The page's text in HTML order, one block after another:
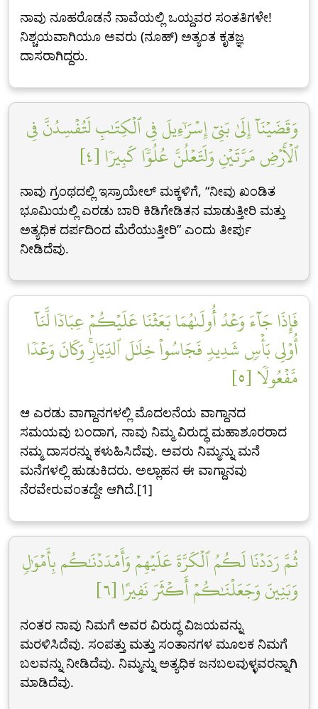
ನಾವು ನೂಹರೊಡನೆ ನಾವೆಯಲ್ಲಿ ಒಯ್ದವರ ಸಂತತಿಗಳೇ!
ನಿಶ್ಚಯವಾಗಿಯೂ ಅವರು (ನೂಹ್) ಅತ್ಯಂತ ಕೃತಜ್ಞ
ದಾಸರಾಗಿದ್ದರು.
وَقَضَيۡنَآ إِلَىٰ بَنِيٓ إِسۡرَٰٓءِيلَ فِي ٱلۡكِتَٰبِ لَتُفۡسِدُنَّ فِي
ٱلۡأَرۡضِ مَرَّتَيۡنِ وَلَتَعۡلُنَّ عُلُوّٗا كَبِيرٗا [٤]
ನಾವು ಗ್ರಂಥದಲ್ಲಿ ಇಸ್ರಾಯೇಲ್ ಮಕ್ಕಳಿಗೆ, “ನೀವು ಖಂಡಿತ
ಭೂಮಿಯಲ್ಲಿ ಎರಡು ಬಾರಿ ಕಿಡಿಗೇಡಿತನ ಮಾಡುತ್ತೀರಿ ಮತ್ತು
ಅತ್ಯಧಿಕ ದರ್ಪದಿಂದ ಮೆರೆಯುತ್ತೀರಿ” ಎಂದು ತೀರ್ಪು
ನೀಡಿದೆವು.
فَإِذَا جَآءَ وَعۡدُ أُولَىٰهُمَا بَعَثۡنَا عَلَيۡكُمۡ عِبَادٗا لَّنَآ
أُوْلِي بَأۡسٖ شَدِيدٖ فَجَاسُواْ خِلَٰلَ ٱلدِّيَارِۚ وَكَانَ وَعۡدٗا
مَّفۡعُولٗا [٥]
ಆ ಎರಡು ವಾಗ್ದಾನಗಳಲ್ಲಿ ಮೊದಲನೆಯ ವಾಗ್ದಾನದ
ಸಮಯವು ಬಂದಾಗ, ನಾವು ನಿಮ್ಮ ವಿರುದ್ಧ ಮಹಾಶೂರರಾದ
ನಮ್ಮ ದಾಸರನ್ನು ಕಳುಹಿಸಿದೆವು. ಅವರು ನಿಮ್ಮನ್ನು ಮನೆ
ಮನೆಗಳಲ್ಲಿ ಹುಡುಕಿದರು. ಅಲ್ಲಾಹನ ಈ ವಾಗ್ದಾನವು
ನೆರವೇರುವಂತದ್ದೇ ಆಗಿದೆ.[1]
ثُمَّ رَدَدۡنَا لَكُمُ ٱلۡكَرَّةَ عَلَيۡهِمۡ وَأَمۡدَدۡنَٰكُم بِأَمۡوَٰلٖ
وَبَنِينَ وَجَعَلۡنَٰكُمۡ أَكۡثَرَ نَفِيرًا [٦]
ನಂತರ ನಾವು ನಿಮಗೆ ಅವರ ವಿರುದ್ಧ ವಿಜಯವನ್ನು
ಮರಳಿಸಿದೆವು. ಸಂಪತ್ತು ಮತ್ತು ಸಂತಾನಗಳ ಮೂಲಕ ನಿಮಗೆ
ಬಲವನ್ನು ನೀಡಿದೆವು. ನಿಮ್ಮನ್ನು ಅತ್ಯಧಿಕ ಜನಬಲವುಳ್ಳವರನ್ನಾಗಿ
ಮಾಡಿದೆವು.